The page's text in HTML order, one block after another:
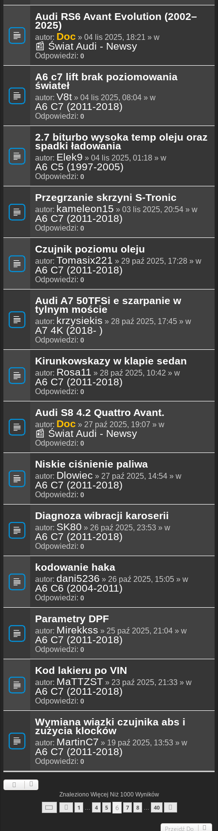
Audi RS6 Avant Evolution (2002–
2025)
autor: Doc » 04 lis 2025, 18:21 » w
📰 Świat Audi - Newsy
Odpowiedzi: 0
A6 c7 lift brak poziomowania
świateł
autor: V8t » 04 lis 2025, 08:04 » w
A6 C7 (2011-2018)
Odpowiedzi: 0
2.7 biturbo wysoka temp oleju oraz
spadki ładowania
autor: Elek9 » 04 lis 2025, 01:18 » w
A6 C5 (1997-2005)
Odpowiedzi: 0
Przegrzanie skrzyni S-Tronic
autor: kameleon15 » 03 lis 2025, 20:54 » w
A6 C7 (2011-2018)
Odpowiedzi: 0
Czujnik poziomu oleju
autor: Tomasix221 » 29 paź 2025, 17:28 » w
A6 C7 (2011-2018)
Odpowiedzi: 0
Audi A7 50TFSi e szarpanie w
tylnym moście
autor: krzysiekis » 28 paź 2025, 17:45 » w
A7 4K (2018- )
Odpowiedzi: 0
Kirunkowskazy w klapie sedan
autor: Rosa11 » 28 paź 2025, 10:42 » w
A6 C7 (2011-2018)
Odpowiedzi: 0
Audi S8 4.2 Quattro Avant.
autor: Doc » 27 paź 2025, 19:07 » w
📰 Świat Audi - Newsy
Odpowiedzi: 0
Niskie ciśnienie paliwa
autor: Dlowiec » 27 paź 2025, 14:54 » w
A6 C7 (2011-2018)
Odpowiedzi: 0
Diagnoza wibracji karoserii
autor: SK80 » 26 paź 2025, 23:53 » w
A6 C7 (2011-2018)
Odpowiedzi: 0
kodowanie haka
autor: dani5236 » 26 paź 2025, 15:05 » w
A6 C6 (2004-2011)
Odpowiedzi: 0
Parametry DPF
autor: Mirekkss » 25 paź 2025, 21:04 » w
A6 C7 (2011-2018)
Odpowiedzi: 0
Kod lakieru po VIN
autor: MaTTZST » 23 paź 2025, 21:33 » w
A6 C7 (2011-2018)
Odpowiedzi: 0
Wymiana wiązki czujnika abs i
zużycia klocków
autor: MartinC7 » 19 paź 2025, 13:53 » w
A6 C7 (2011-2018)
Odpowiedzi: 0
Znaleziono Więcej Niż 1000 Wyników
Strona ZPoprzednia
1 4 5 6 7 8 40
Przejdź Do